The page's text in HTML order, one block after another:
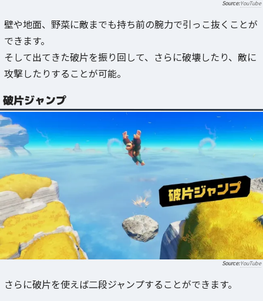
YouTube
壁や地面、野菜に敵までも持ち前の腕力で引っこ抜くことが
できます。
そして出てきた破片を振り回して、さらに破壊したり、敵に
攻撃したりすることが可能。
破片ジャンプ
YouTube
さらに破片を使えば二段ジャンプすることができます。